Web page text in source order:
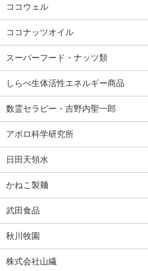
ココウェル
ココナッツオイル
スーパーフード・ナッツ類
しらべ生体活性エネルギー商品
数霊セラピー・吉野内聖一郎
アポロ科学研究所
日田天領水
かねこ製麺
武田食品
秋川牧園
株式会社山繊